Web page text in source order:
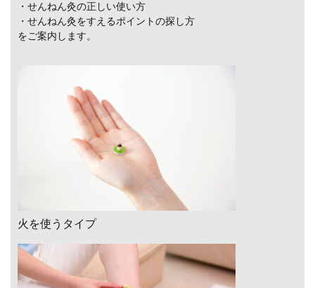
・せんねん灸の正しい使い方
・せんねん灸をすえるポイントの探し方
をご案内します。
火を使うタイプ